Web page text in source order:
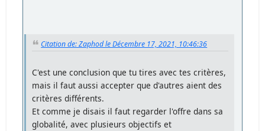
Citation de: Zaphod le Décembre 17, 2021, 10:46:36
C'est une conclusion que tu tires avec tes critères,
mais il faut aussi accepter que d'autres aient des
critères différents.
Et comme je disais il faut regarder l'offre dans sa
globalité, avec plusieurs objectifs et